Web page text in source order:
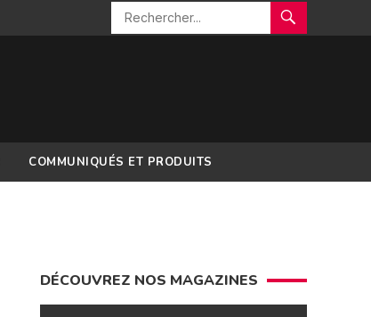
COMMUNIQUÉS ET PRODUITS
DÉCOUVREZ NOS MAGAZINES